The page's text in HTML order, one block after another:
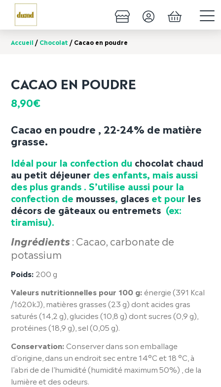
Accueil / Chocolat / Cacao en poudre
CACAO EN POUDRE
8,90€
Cacao en poudre , 22-24% de matière
grasse.
Idéal pour la confection du chocolat chaud
au petit déjeuner des enfants, mais aussi
des plus grands . S’utilise aussi pour la
confection de mousses, glaces et pour les
décors de gâteaux ou entremets (ex:
tiramisu).
Ingrédients: Cacao, carbonate de
potassium
Poids: 200 g
Valeurs nutritionnelles pour 100 g: énergie (391 Kcal
/1620kJ), matières grasses (23 g) dont acides gras
saturés (14,2 g), glucides (10,8 g) dont sucres (0,9 g),
protéines (18,9 g), sel (0,05 g).
Conservation:Conserver dans son emballage
d’origine, dans un endroit sec entre 14°C et 18 °C, à
l’abri de de l’humidité (humidité maximum 50%) , de la
lumière et des odeurs.